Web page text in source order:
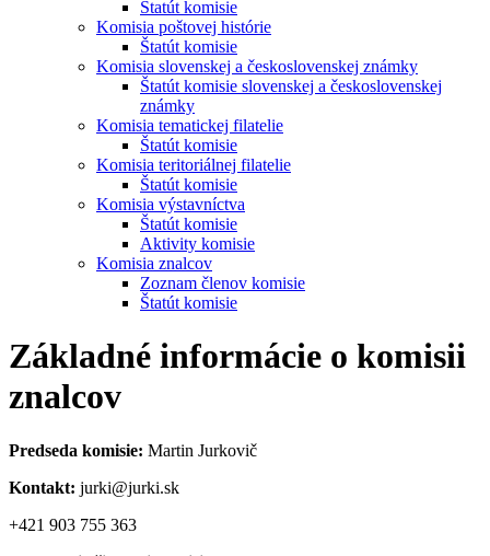
Štatút komisie
Komisia poštovej histórie
Štatút komisie
Komisia slovenskej a československej známky
Štatút komisie slovenskej a československej
známky
Komisia tematickej filatelie
Štatút komisie
Komisia teritoriálnej filatelie
Štatút komisie
Komisia výstavníctva
Štatút komisie
Aktivity komisie
Komisia znalcov
Zoznam členov komisie
Štatút komisie
Základné informácie o komisii
znalcov
Predseda komisie: Martin Jurkovič
Kontakt: jurki@jurki.sk
+421 903 755 363